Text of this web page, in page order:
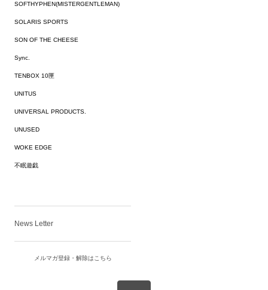
SOFTHYPHEN(MISTERGENTLEMAN)
SOLARIS SPORTS
SON OF THE CHEESE
Sync.
TENBOX 10匣
UNITUS
UNIVERSAL PRODUCTS.
UNUSED
WOKE EDGE
不眠遊戯
News Letter
メルマガ登録・解除はこちら